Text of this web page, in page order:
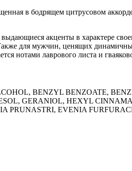
в бодрящем цитрусовом
акценты в характере
для мужчин, ценящих
нотами лаврового листа и
BENZYL BENZOATE,
GERANIOL, HEXYL
PRUNASTRI, EVENIA